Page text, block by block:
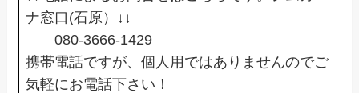
ナ窓口(石原）↓↓
080-3666-1429
携帯電話ですが、個人用ではありませんのでご
気軽にお電話下さい！